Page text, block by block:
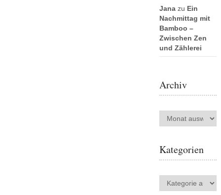
Janazu Ein
Nachmittag mit
Bamboo –
Zwischen Zen
und Zählerei
Archiv
Archiv
Kategorien
Kategorien